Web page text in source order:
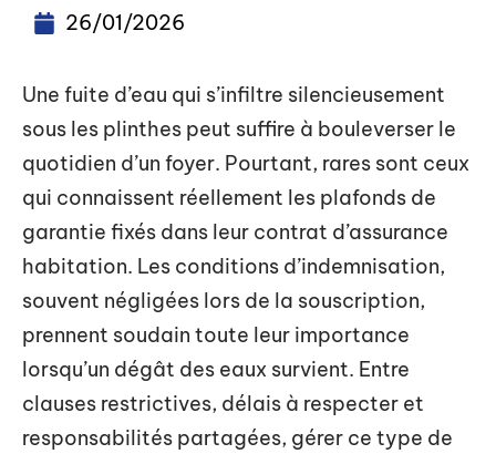
26/01/2026
Une fuite d’eau qui s’infiltre silencieusement
sous les plinthes peut suffire à bouleverser le
quotidien d’un foyer. Pourtant, rares sont ceux
qui connaissent réellement les plafonds de
garantie fixés dans leur contrat d’assurance
habitation. Les conditions d’indemnisation,
souvent négligées lors de la souscription,
prennent soudain toute leur importance
lorsqu’un dégât des eaux survient. Entre
clauses restrictives, délais à respecter et
responsabilités partagées, gérer ce type de